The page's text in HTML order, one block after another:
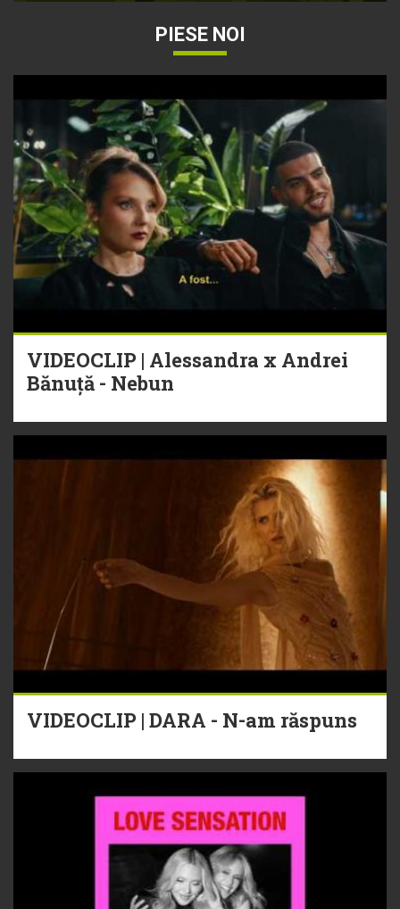
PIESE NOI
VIDEOCLIP | Alessandra x Andrei
Bănuță - Nebun
VIDEOCLIP | DARA - N-am răspuns